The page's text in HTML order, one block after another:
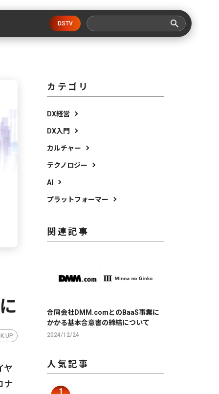
DSTV
UP
ヤ
ナ
カテゴリ
DX経営
DX入門
カルチャー
テクノロジー
AI
プラットフォーマー
関連記事
合同会社DMM.comとのBaaS事業に
かかる基本合意書の締結について
2024/12/24
人気記事